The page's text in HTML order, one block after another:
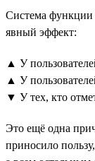
Система функции
явный эффект:
▲ У
▲ У
▼ У тех, кто
Это ещё одна
приносило